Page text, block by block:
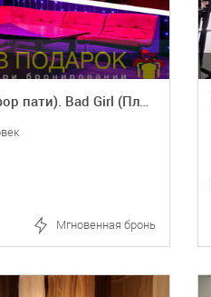
LoftForParty (Лофт фор пати). Bad Girl (Плохая девочка)
Мгновенная бронь